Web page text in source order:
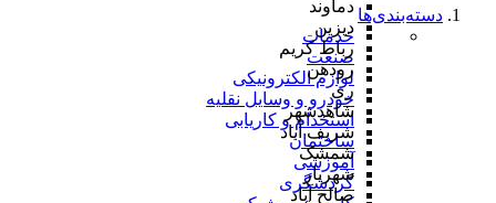
دماوند
دیزین
رباط کریم
رودهن
ری
شاهدشهر
شریف آباد
شمشک
شهریار
صالح آباد
دسته‌بندی‌ها
خدمات
صنعت
لوازم الکترونیکی
خودرو و وسایل نقلیه
استخدام و کاریابی
ساختمان
آموزشی
گردشگری